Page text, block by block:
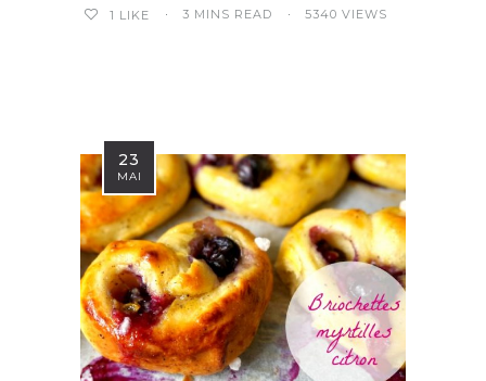
1 LIKE 3 MINS READ 5340 VIEWS
23
MAI